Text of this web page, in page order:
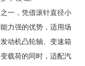
一，凭借滚针直径小
力强的优势，适用场
动机凸轮轴、变速箱
载荷的同时，适配汽